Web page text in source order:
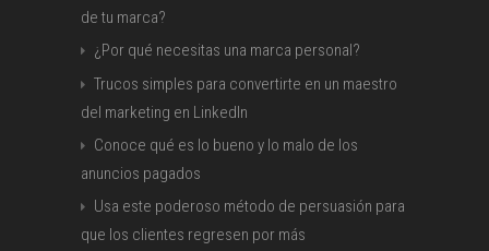
de tu marca?
¿Por qué necesitas una marca personal?
Trucos simples para convertirte en un maestro
del marketing en LinkedIn
Conoce qué es lo bueno y lo malo de los
anuncios pagados
Usa este poderoso método de persuasión para
que los clientes regresen por más